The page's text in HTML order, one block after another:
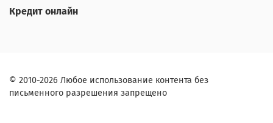
Кредит онлайн
© 2010-2026 Любое использование контента без
письменного разрешения запрещено